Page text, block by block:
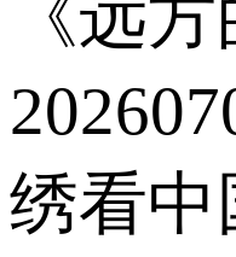
《远方
绣看中